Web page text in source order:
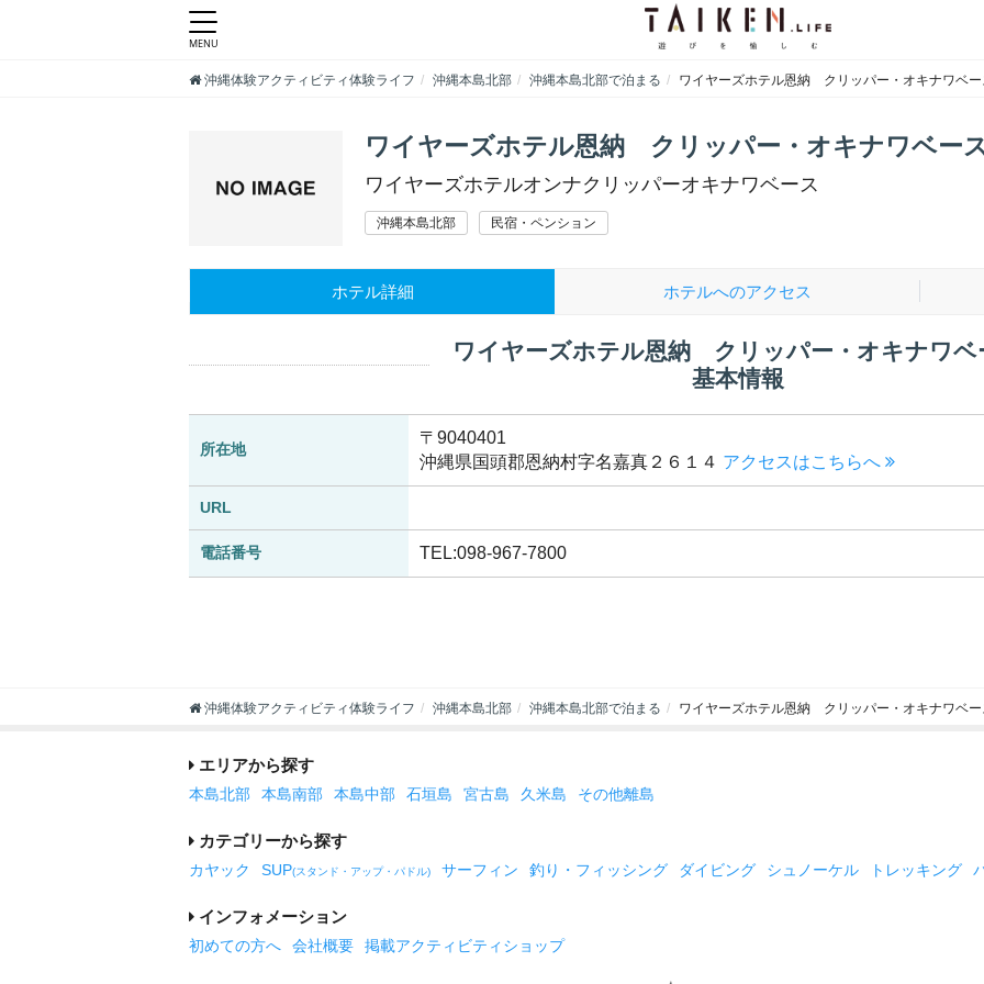
沖縄体験アクティビティ体験ライフ 沖縄本島北部 沖縄本島北部で泊まる ワイヤーズホテル恩納 クリッパー・オキナワベー
ワイヤーズホテル恩納 クリッパー・オキナワベー
ワイヤーズホテルオンナクリッパーオキナワベース
沖縄本島北部 民宿・ペンション
ホテル詳細 ホテルへのアクセス
ワイヤーズホテル恩納 クリッパー・オキナワベ
基本情報
所在地
〒9040401
沖縄県国頭郡恩納村字名嘉真２６１４ アクセスはこちらへ
URL
電話番号 TEL:098-967-7800
沖縄体験アクティビティ体験ライフ 沖縄本島北部 沖縄本島北部で泊まる ワイヤーズホテル恩納 クリッパー・オキナワベー
エリアから探す
本島北部 本島南部 本島中部 石垣島 宮古島 久米島 その他離島
カテゴリーから探す
カヤック SUP(スタンド・アップ・パドル) サーフィン 釣り・フィッシング ダイビング シュノーケル トレッキング
インフォメーション
初めての方へ 会社概要 掲載アクティビティショップ